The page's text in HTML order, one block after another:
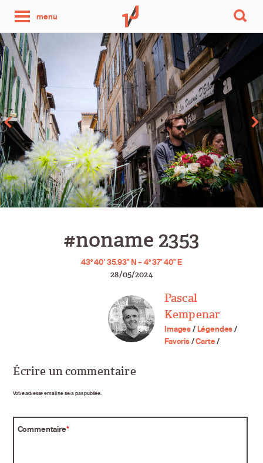
menu
photo
par
jour
#noname 2353
43° 40' 35.93" N – 4° 37' 40" E
28/05/2024
Pascal
Kempenar
Images/Légendes/
Favoris/Carte/
Écrire un commentaire
Votre adresse email ne sera pas publiée.
Commentaire*